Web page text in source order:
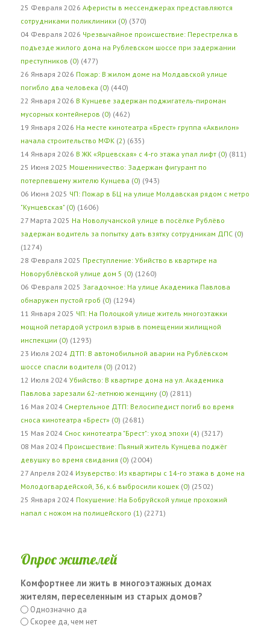
25 Февраля 2026 Аферисты в мессенджерах представляются
сотрудниками поликлиники (0) (370)
04 Февраля 2026 Чрезвычайное происшествие: Перестрелка в
подъезде жилого дома на Рублевском шоссе при задержании
преступников (0) (477)
26 Января 2026 Пожар: В жилом доме на Молдавской улице
погибло два человека (0) (440)
22 Января 2026 В Кунцеве задержан поджигатель-пироман
мусорных контейнеров (0) (462)
19 Января 2026 На месте кинотеатра «Брест» группа «Аквилон»
начала строительство МФК (2) (635)
14 Января 2026 В ЖК «Ярцевская» с 4-го этажа упал лифт (0) (811)
25 Июня 2025 Мошенничество: Задержан фигурант по
потерпевшему жителю Кунцева (0) (943)
06 Июня 2025 ЧП: Пожар в БЦ на улице Молдавская рядом с метро
"Кунцевская" (0) (1606)
27 Марта 2025 На Новолучанской улице в посёлке Рублёво
задержан водитель за попытку дать взятку сотрудникам ДПС (0)
(1274)
28 Февраля 2025 Преступление: Убийство в квартире на
Новорублёвской улице дом 5 (0) (1260)
06 Февраля 2025 Загадочное: На улице Академика Павлова
обнаружен пустой гроб (0) (1294)
11 Января 2025 ЧП: На Полоцкой улице житель многоэтажки
мощной петардой устроил взрыв в помещении жилищной
инспекции (0) (1293)
23 Июля 2024 ДТП: В автомобильной аварии на Рублёвском
шоссе спасли водителя (0) (2012)
12 Июля 2024 Убийство: В квартире дома на ул. Академика
Павлова зарезали 62-летнюю женщину (0) (2811)
16 Мая 2024 Смертельное ДТП: Велосипедист погиб во время
сноса кинотеатра «Брест» (0) (2681)
15 Мая 2024 Снос кинотеатра "Брест": уход эпохи (4) (3217)
08 Мая 2024 Происшествие: Пьяный житель Кунцева поджёг
девушку во время свидания (0) (2004)
27 Апреля 2024 Изуверство: Из квартиры с 14-го этажа в доме на
Молодогвардейской, 36, к.6 выбросили кошек (0) (2502)
25 Января 2024 Покушение: На Бобруйской улице прохожий
напал с ножом на полицейского (1 ) (2271)
Опрос жителей
Комфортнее ли жить в многоэтажных домах
жителям, переселенным из старых домов?
Однозначно да
Скорее да, чем нет